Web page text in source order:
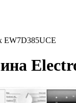
EW7D385UCE